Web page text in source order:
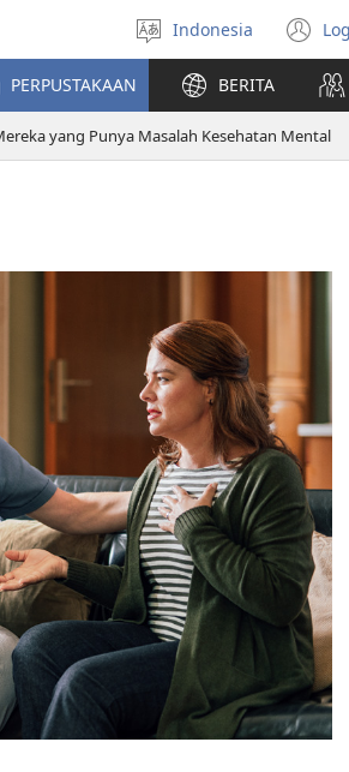
Pilih
bahasa
Indonesia
di
PERPUSTAKAAN BERITA
yang Punya Masalah Kesehatan Mental